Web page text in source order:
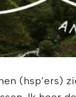
(hsp’ers)